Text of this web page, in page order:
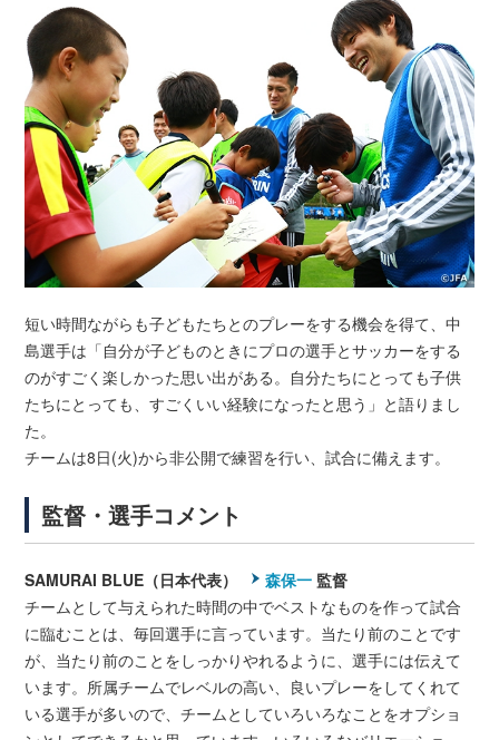
短い時間ながらも子どもたちとのプレーをする機会を得て、中
島選手は「自分が子どものときにプロの選手とサッカーをする
のがすごく楽しかった思い出がある。自分たちにとっても子供
たちにとっても、すごくいい経験になったと思う」と語りまし
た。
チームは8日(火)から非公開で練習を行い、試合に備えます。
監督・選手コメント
SAMURAI BLUE（日本代表） 森保一 監督
チームとして与えられた時間の中でベストなものを作って試合
に臨むことは、毎回選手に言っています。当たり前のことです
が、当たり前のことをしっかりやれるように、選手には伝えて
います。所属チームでレベルの高い、良いプレーをしてくれて
いる選手が多いので、チームとしていろいろなことをオプショ